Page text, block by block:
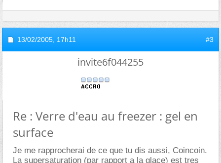
13/02/2005, 17h11 #3
invite6f044255
Re : Verre d'eau au freezer : gel en
surface
Je me rapprocherai de ce que tu dis aussi, Coincoin.
La supersaturation (par rapport a la glace) est tres